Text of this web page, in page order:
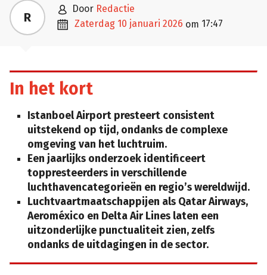
R  door Redactie
 zaterdag 10 januari 2026 om 17:47
In het kort
Istanboel Airport presteert consistent
uitstekend op tijd, ondanks de complexe
omgeving van het luchtruim.
Een jaarlijks onderzoek identificeert
toppresteerders in verschillende
luchthavencategorieën en regio’s wereldwijd.
Luchtvaartmaatschappijen als Qatar Airways,
Aeroméxico en Delta Air Lines laten een
uitzonderlijke punctualiteit zien, zelfs
ondanks de uitdagingen in de sector.